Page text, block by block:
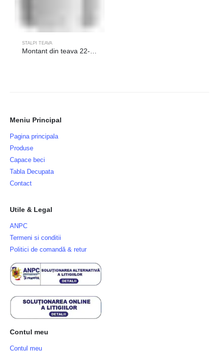
STALPI TEAVA
Meniu Principal
Pagina principala
Produse
Capace beci
Tabla Decupata
Contact
Utile & Legal
ANPC
Termeni si conditii
Politici de comandă & retur
Contul meu
Contul meu